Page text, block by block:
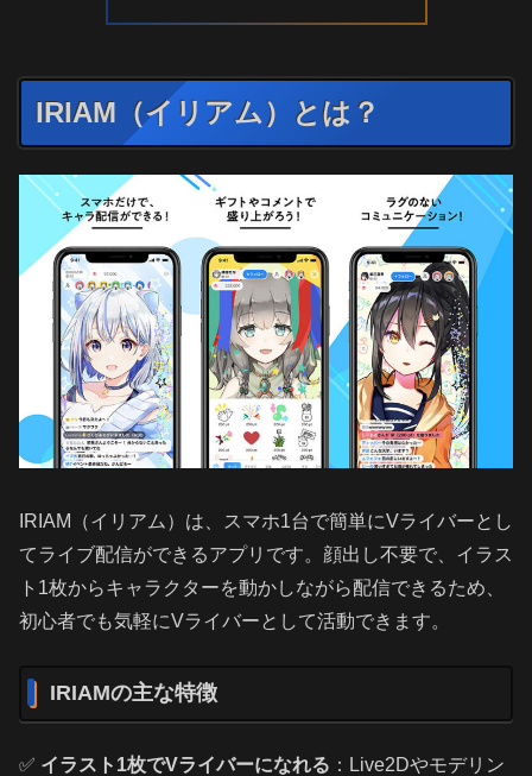
IRIAM（イリアム）とは？
IRIAM（イリアム）は、スマホ1台で簡単にVライバーとし
てライブ配信ができるアプリです。顔出し不要で、イラス
ト1枚からキャラクターを動かしながら配信できるため、
初心者でも気軽にVライバーとして活動できます。
IRIAMの主な特徴
✅ イラスト1枚でVライバーになれる ：Live2Dやモデリン